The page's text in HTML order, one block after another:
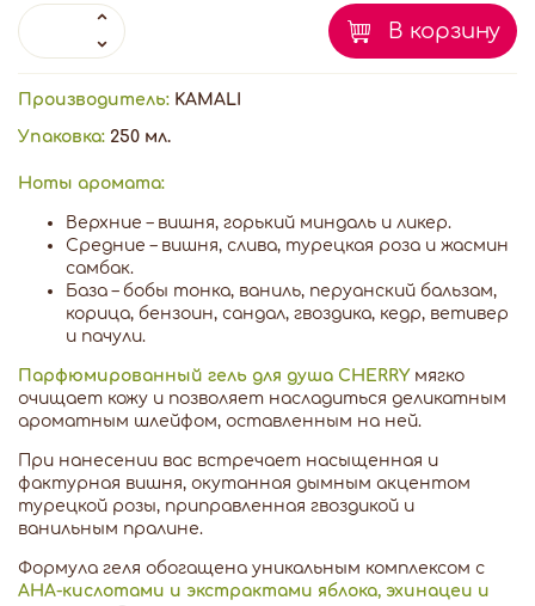
В корзину
Производитель: KAMALI
Упаковка: 250 мл.
Ноты аромата:
Верхние – вишня, горький миндаль и ликер.
Средние – вишня, слива, турецкая роза и жасмин
самбак.
База – бобы тонка, ваниль, перуанский бальзам,
корица, бензоин, сандал, гвоздика, кедр, ветивер
и пачули.
Парфюмированный гель для душа CHERRYмягко
очищает кожу и позволяет насладиться деликатным
ароматным шлейфом, оставленным на ней.
При нанесении вас встречает насыщенная и
фактурная вишня, окутанная дымным акцентом
турецкой розы, приправленная гвоздикой и
ванильным пралине.
Формула геля обогащена уникальным комплексом с
AHA-кислотами и экстрактами яблока, эхинацеи и